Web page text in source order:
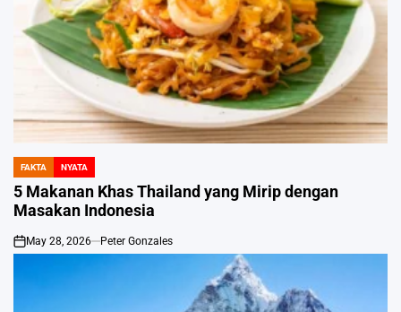
POSTED
IN
FAKTA NYATA
5 Makanan Khas Thailand yang Mirip dengan
Masakan Indonesia
on
May 28, 2026 Peter Gonzales